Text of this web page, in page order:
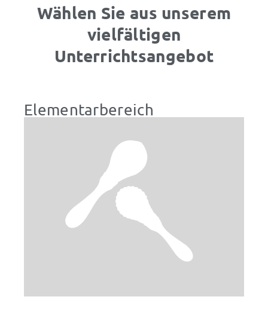
Wählen Sie aus unserem
vielfältigen
Unterrichtsangebot
Elementarbereich